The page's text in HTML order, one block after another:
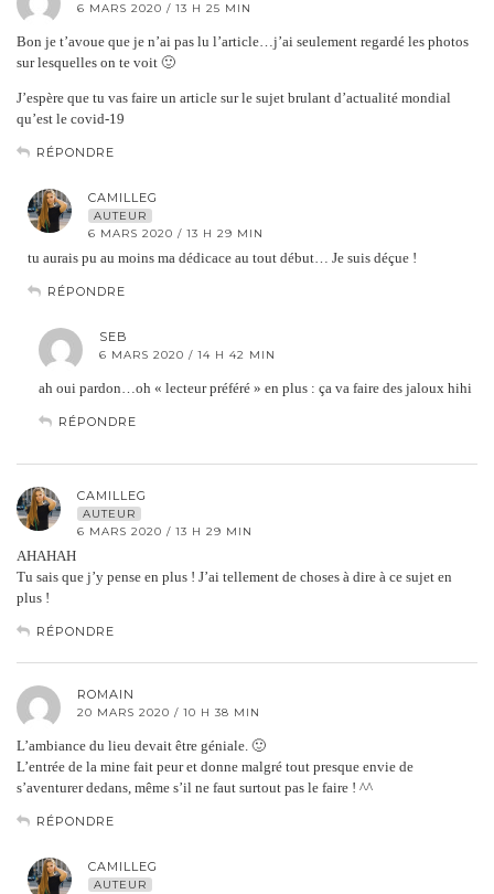
6 MARS 2020 / 13 H 25 MIN
Bon je t’avoue que je n’ai pas lu l’article…j’ai seulement regardé les photos
sur lesquelles on te voit 🙂
J’espère que tu vas faire un article sur le sujet brulant d’actualité mondial
qu’est le covid-19
RÉPONDRE
CAMILLEG
AUTEUR
6 MARS 2020 / 13 H 29 MIN
tu aurais pu au moins ma dédicace au tout début… Je suis déçue !
RÉPONDRE
SEB
6 MARS 2020 / 14 H 42 MIN
ah oui pardon…oh « lecteur préféré » en plus : ça va faire des jaloux hihi
RÉPONDRE
CAMILLEG
AUTEUR
6 MARS 2020 / 13 H 29 MIN
AHAHAH
Tu sais que j’y pense en plus ! J’ai tellement de choses à dire à ce sujet en
plus !
RÉPONDRE
ROMAIN
20 MARS 2020 / 10 H 38 MIN
L’ambiance du lieu devait être géniale. 🙂
L’entrée de la mine fait peur et donne malgré tout presque envie de
s’aventurer dedans, même s’il ne faut surtout pas le faire ! ^^
RÉPONDRE
CAMILLEG
AUTEUR